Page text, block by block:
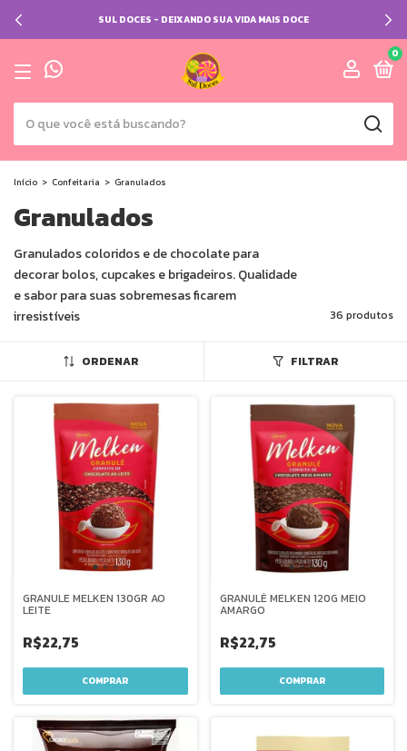
SUL DOCES - DEIXANDO SUA VIDA MAIS DOCE
0
Início > Confeitaria > Granulados
Granulados
Granulados coloridos e de chocolate para
decorar bolos, cupcakes e brigadeiros. Qualidade
e sabor para suas sobremesas ficarem
irresistíveis
36 produtos
ORDENAR FILTRAR
GRANULE MELKEN 130GR AO
LEITE
R$22,75
GRANULÉ MELKEN 120G MEIO
AMARGO
R$22,75